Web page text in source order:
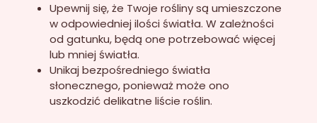
Upewnij się, że Twoje rośliny są umieszczone
w odpowiedniej ilości światła. W zależności
od gatunku, będą one potrzebować więcej
lub mniej światła.
Unikaj bezpośredniego światła
słonecznego, ponieważ może ono
uszkodzić delikatne liście roślin.